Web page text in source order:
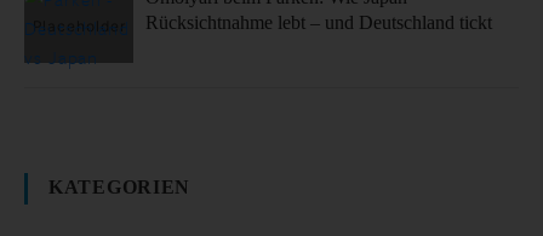
Rücksichtnahme lebt – und Deutschland tickt
KATEGORIEN